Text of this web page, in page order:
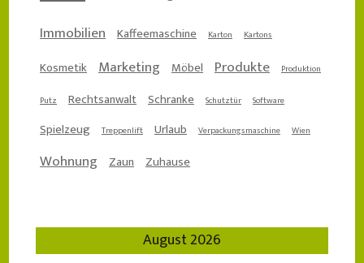
Immobilien Kaffeemaschine Karton Kartons
Kosmetik Marketing Möbel Produkte Produktion
Putz Rechtsanwalt Schranke Schutztür Software
Spielzeug Treppenlift Urlaub Verpackungsmaschine Wien
Wohnung Zaun Zuhause
August 2026